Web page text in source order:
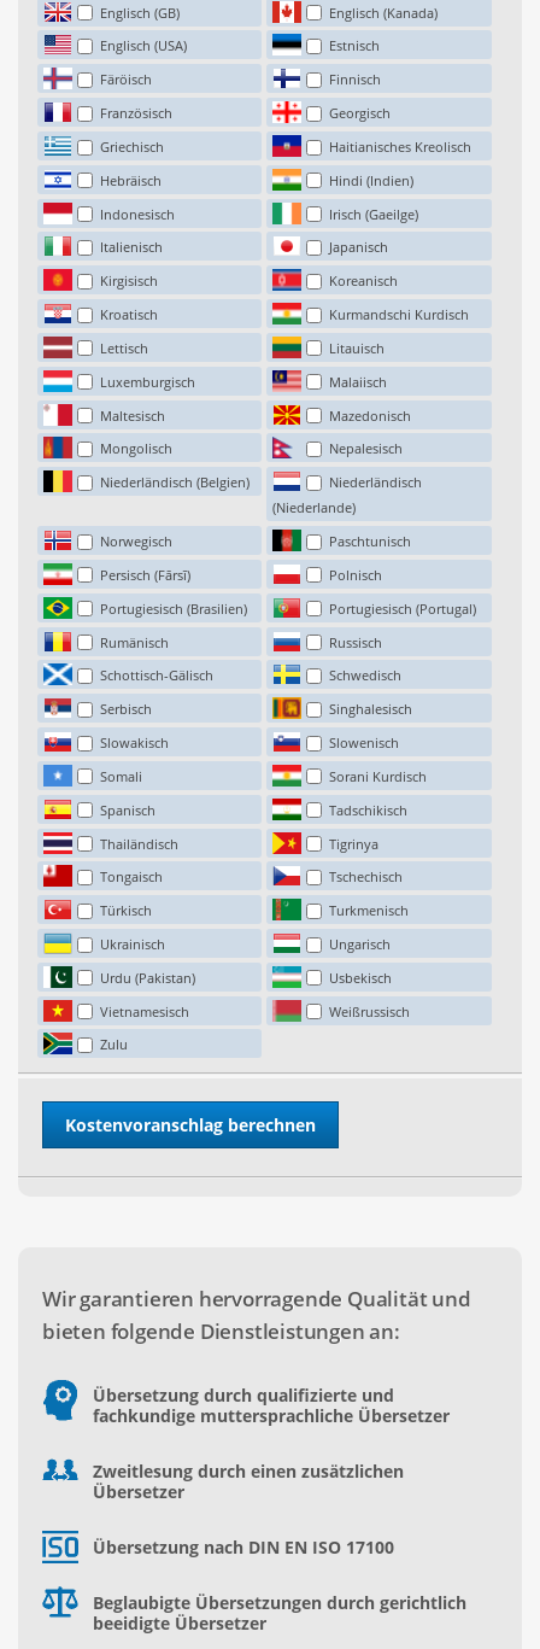
Englisch (GB)
Englisch (Kanada)
Englisch (USA)
Estnisch
Färöisch
Finnisch
Französisch
Georgisch
Griechisch
Haitianisches Kreolisch
Hebräisch
Hindi (Indien)
Indonesisch
Irisch (Gaeilge)
Italienisch
Japanisch
Kirgisisch
Koreanisch
Kroatisch
Kurmandschi Kurdisch
Lettisch
Litauisch
Luxemburgisch
Malaiisch
Maltesisch
Mazedonisch
Mongolisch
Nepalesisch
Niederländisch (Belgien)
Niederländisch
(Niederlande)
Norwegisch
Paschtunisch
Persisch (Fārsī)
Polnisch
Portugiesisch (Brasilien)
Portugiesisch (Portugal)
Rumänisch
Russisch
Schottisch-Gälisch
Schwedisch
Serbisch
Singhalesisch
Slowakisch
Slowenisch
Somali
Sorani Kurdisch
Spanisch
Tadschikisch
Thailändisch
Tigrinya
Tongaisch
Tschechisch
Türkisch
Turkmenisch
Ukrainisch
Ungarisch
Urdu (Pakistan)
Usbekisch
Vietnamesisch
Weißrussisch
Zulu
Wir garantieren hervorragende Qualität und
bieten folgende Dienstleistungen an:
Übersetzung durch qualifizierte und
fachkundige muttersprachliche Übersetzer
Zweitlesung durch einen zusätzlichen
Übersetzer
Übersetzung nach DIN EN ISO 17100
Beglaubigte Übersetzungen durch gerichtlich
beeidigte Übersetzer